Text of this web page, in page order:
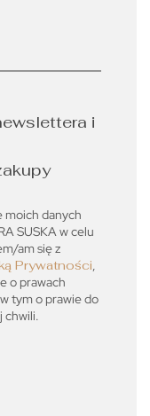
i
moich danych
SUSKA w celu
am się z
Prywatności,
o prawach
tym o prawie do
chwili.